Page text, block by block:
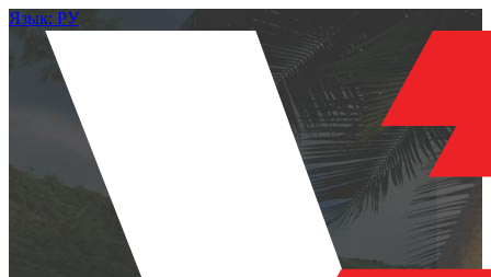
Язык: РУ